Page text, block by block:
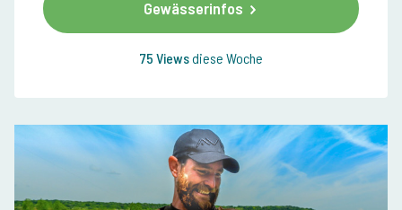
Gewässerinfos
75 Viewsdiese Woche